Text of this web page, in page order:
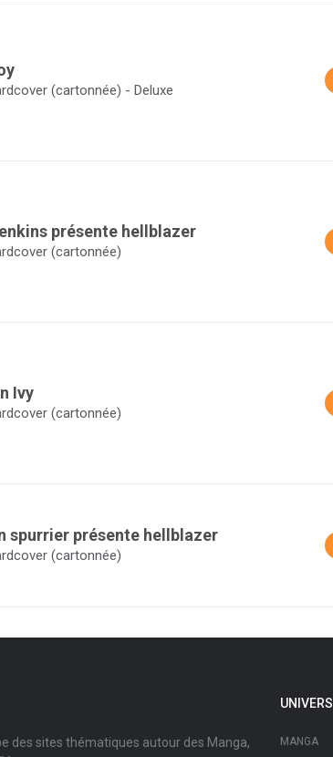
(cartonnée) - Deluxe
présente hellblazer
(cartonnée)
Ivy
(cartonnée)
spurrier présente hellblazer
(cartonnée)
des sites thématiques autour des Manga,
UNIVERS
MANGA